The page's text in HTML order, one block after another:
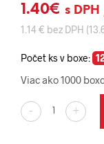
1.40€ s DPH
1.14 € bez DPH
Počet ks v boxe:
Viac ako 1000
- +